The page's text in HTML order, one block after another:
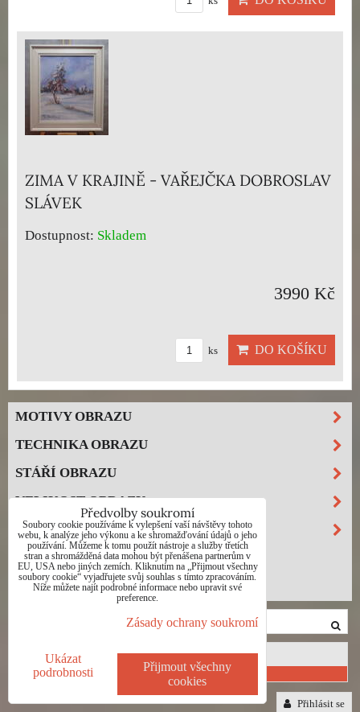
ZIMA V KRAJINĚ - VAŘEJČKA DOBROSLAV
SLÁVEK
Dostupnost: Skladem
3990 Kč
ks DO KOŠÍKU
MOTIVY OBRAZU
TECHNIKA OBRAZU
STÁŘÍ OBRAZU
VELIKOST OBRAZU
PODKLAD
VÝPRODEJ
INVESTIČNÍ OBRAZY
Nákupní košík
0 Kč
Přihlásit se
Předvolby soukromí
Soubory cookie používáme k vylepšení vaší návštěvy tohoto
webu, k analýze jeho výkonu a ke shromažďování údajů o jeho
používání. Můžeme k tomu použít nástroje a služby třetích
stran a shromážděná data mohou být přenášena partnerům v
EU, USA nebo jiných zemích. Kliknutím na „Přijmout všechny
soubory cookie“ vyjadřujete svůj souhlas s tímto zpracováním.
Níže můžete najít podrobné informace nebo upravit své
preference.
Zásady ochrany soukromí
Ukázat
podrobnosti
Přijmout všechny
cookies